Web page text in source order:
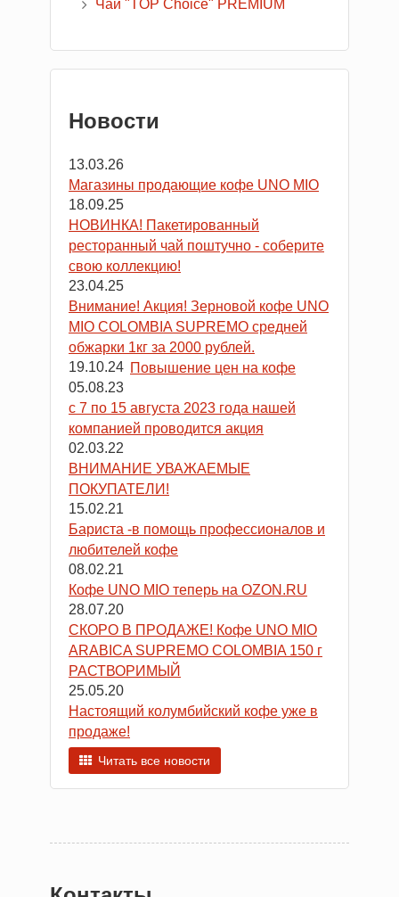
Чай "TOP Choice" PREMIUM
Новости
13.03.26
Магазины продающие кофе UNO MIO
18.09.25
НОВИНКА! Пакетированный
ресторанный чай поштучно - соберите
свою коллекцию!
23.04.25
Внимание! Акция! Зерновой кофе UNO
MIO COLOMBIA SUPREMO средней
обжарки 1кг за 2000 рублей.
19.10.24 Повышение цен на кофе
05.08.23
с 7 по 15 августа 2023 года нашей
компанией проводится акция
02.03.22
ВНИМАНИЕ УВАЖАЕМЫЕ
ПОКУПАТЕЛИ!
15.02.21
Бариста -в помощь профессионалов и
любителей кофе
08.02.21
Кофе UNO MIO теперь на OZON.RU
28.07.20
СКОРО В ПРОДАЖЕ! Кофе UNO MIO
ARABICA SUPREMO COLOMBIA 150 г
РАСТВОРИМЫЙ
25.05.20
Настоящий колумбийский кофе уже в
продаже!
Читать все новости